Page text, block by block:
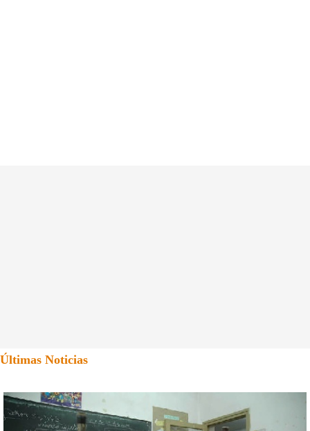
Últimas Noticias